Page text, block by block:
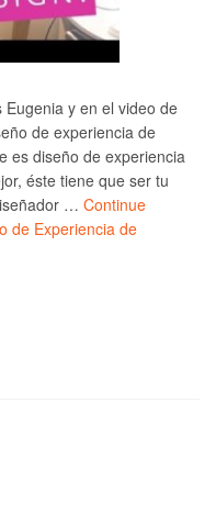
y en el video de
de experiencia de
es diseño de experiencia
éste tiene que ser tu
… Continue
de Experiencia de